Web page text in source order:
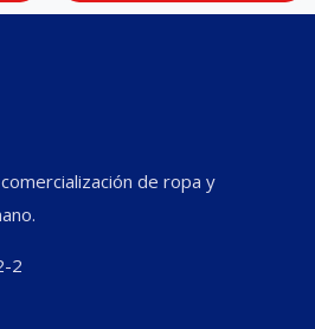
de ropa y
2